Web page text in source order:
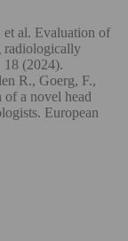
et al. Evaluation of
radiologically
18 (2024).
R., Goerg, F.,
a novel head
European